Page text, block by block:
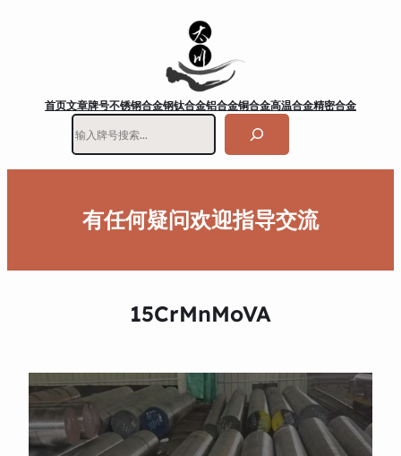
首页文章牌号不锈钢合金钢钛合金铝合金铜合金高温合金精密合金
有任何疑问欢迎指导交流
15CrMnMoVA